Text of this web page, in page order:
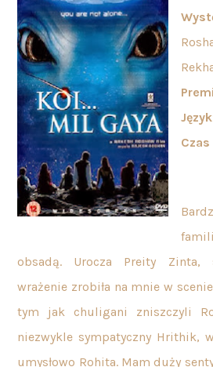
obsadą. Urocza Preity Zinta,
wrażenie zrobiła na mnie w
tym jak chuligani zniszczyli
niezwykle sympatyczny Hrithik,
umysłowo Rohita. Mam duży